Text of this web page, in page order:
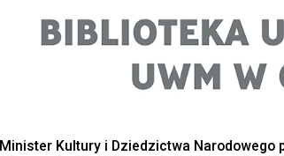
Minister Kultury i Dziedzictwa Narodowego